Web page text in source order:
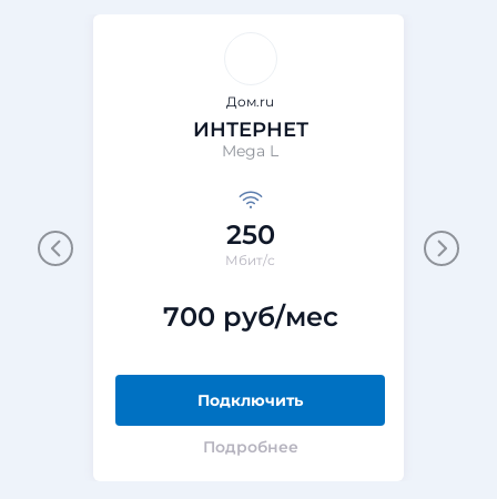
Дом.ru
ИНТЕРНЕТ
Mega L
250
Мбит/с
700 руб/мес
Подключить
Подробнее